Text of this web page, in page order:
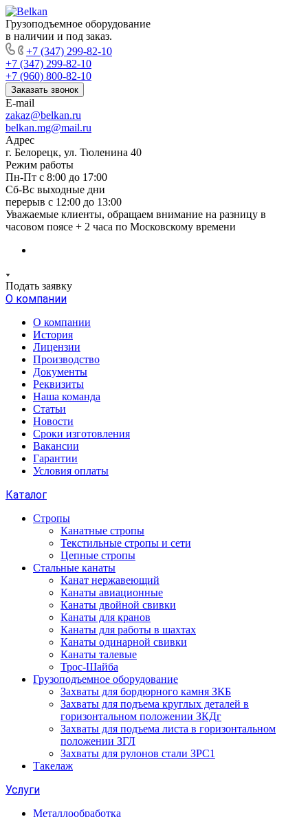
Грузоподъемное оборудование
в наличии и под заказ.
+7 (347) 299-82-10
+7 (347) 299-82-10
+7 (960) 800-82-10
Заказать звонок
E-mail
zakaz@belkan.ru
belkan.mg@mail.ru
Адрес
г. Белорецк, ул. Тюленина 40
Режим работы
Пн-Пт с 8:00 до 17:00
Сб-Вс выходные дни
перерыв с 12:00 до 13:00
Уважаемые клиенты, обращаем внимание на разницу в
часовом поясе + 2 часа по Московскому времени
Подать заявку
О компании
О компании
История
Лицензии
Производство
Документы
Реквизиты
Наша команда
Статьи
Новости
Сроки изготовления
Вакансии
Гарантии
Условия оплаты
Каталог
Стропы
Канатные стропы
Текстильные стропы и сети
Цепные стропы
Стальные канаты
Канат нержавеющий
Канаты авиационные
Канаты двойной свивки
Канаты для кранов
Канаты для работы в шахтах
Канаты одинарной свивки
Канаты талевые
Трос-Шайба
Грузоподъемное оборудование
Захваты для бордюрного камня ЗКБ
Захваты для подъема круглых деталей в
горизонтальном положении ЗКДг
Захваты для подъема листа в горизонтальном
положении ЗГЛ
Захваты для рулонов стали ЗРС1
Такелаж
Услуги
Металлообработка